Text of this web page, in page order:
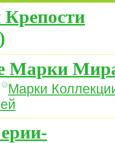
Марки
Марки